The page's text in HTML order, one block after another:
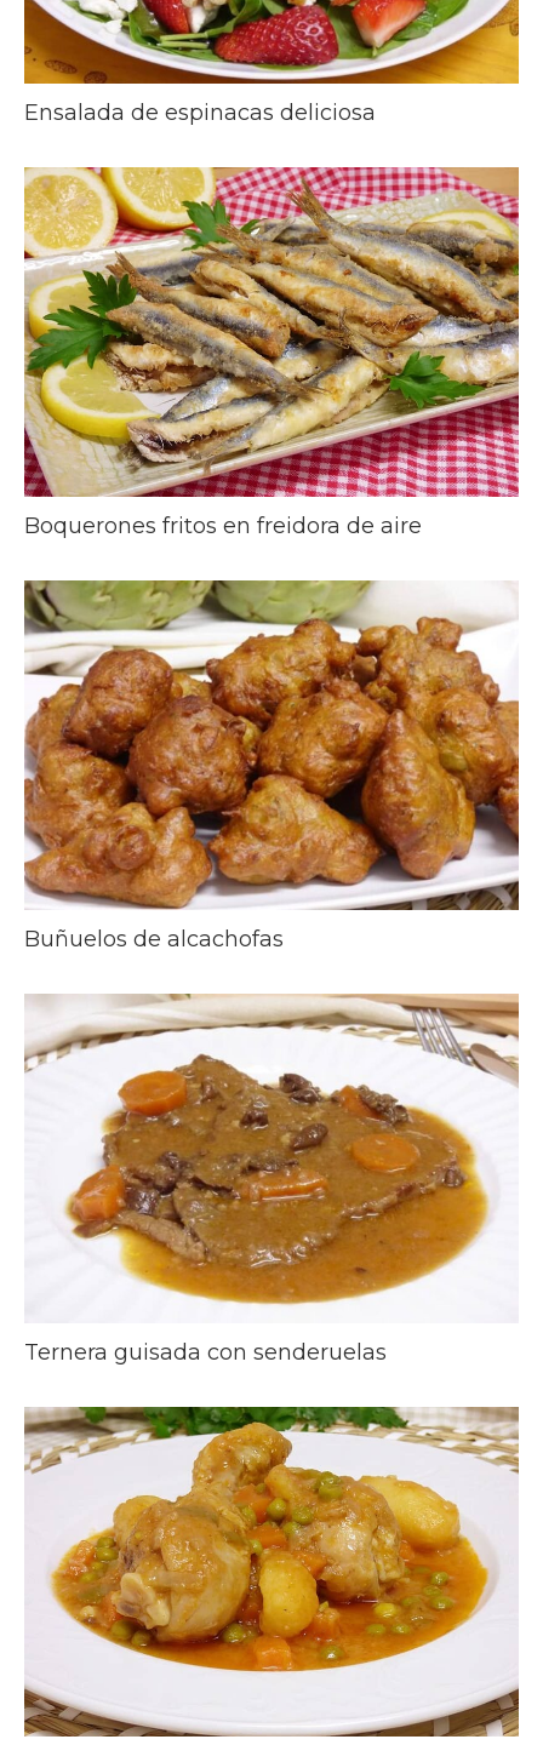
Ensalada de espinacas deliciosa
Boquerones fritos en freidora de aire
Buñuelos de alcachofas
Ternera guisada con senderuelas